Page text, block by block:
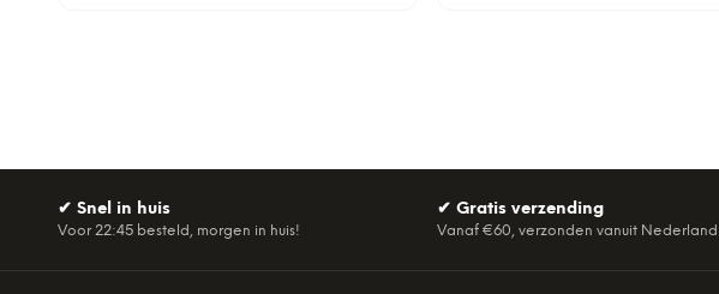
✔ Snel in huis
Voor 22:45 besteld, morgen in huis!
✔ Gratis verzending
Vanaf €60, verzonden vanuit Nederland